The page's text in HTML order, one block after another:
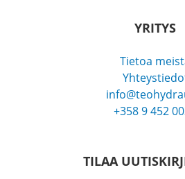
YRITYS
Tietoa
+358 9 452
TILAA